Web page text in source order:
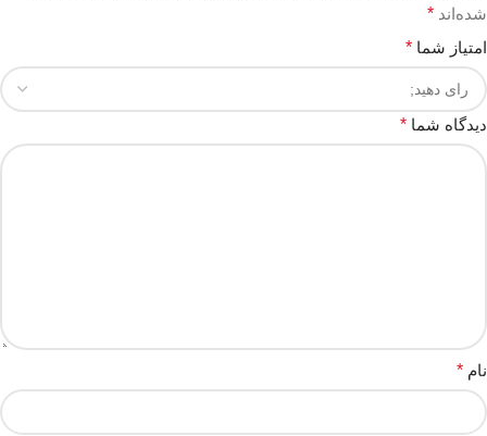
شده‌اند *
امتیاز شما *
دیدگاه شما *
نام *